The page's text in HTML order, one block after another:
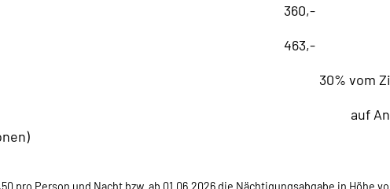
360,-
463,-
30% vom
auf
pro Person und Nacht bzw. ab 01.06.2026 die Nächtigungsabgabe in Höhe